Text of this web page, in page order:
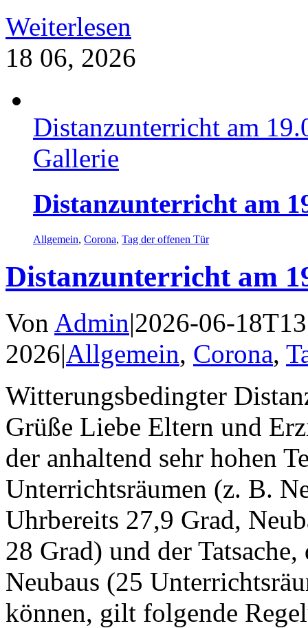
Weiterlesen
18 06, 2026
Distanzunterricht am
Gallerie
Distanzunterricht am
Allgemein, Corona, Tag der offenen Tür
Distanzunterricht am
Von Admin|2026-06-
2026|Allgemein, Corona,
Witterungsbedingter
Grüße Liebe Eltern und
der anhaltend sehr hohen
Unterrichtsräumen (z. B.
Uhrbereits 27,9 Grad,
28 Grad) und der
Neubaus (25
können, gilt folgende